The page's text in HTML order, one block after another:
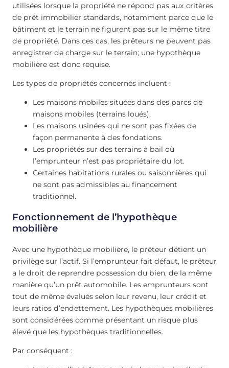
utilisées lorsque la propriété ne répond pas aux critères
de prêt immobilier standards, notamment parce que le
bâtiment et le terrain ne figurent pas sur le même titre
de propriété. Dans ces cas, les prêteurs ne peuvent pas
enregistrer de charge sur le terrain; une hypothèque
mobilière est donc requise.
Les types de propriétés concernés incluent :
Les maisons mobiles situées dans des parcs de
maisons mobiles (terrains loués).
Les maisons usinées qui ne sont pas fixées de
façon permanente à des fondations.
Les propriétés sur des terrains à bail où
l’emprunteur n’est pas propriétaire du lot.
Certaines habitations rurales ou saisonnières qui
ne sont pas admissibles au financement
traditionnel.
Fonctionnement de l’hypothèque
mobilière
Avec une hypothèque mobilière, le prêteur détient un
privilège sur l’actif. Si l’emprunteur fait défaut, le prêteur
a le droit de reprendre possession du bien, de la même
manière qu’un prêt automobile. Les emprunteurs sont
tout de même évalués selon leur revenu, leur crédit et
leurs ratios d’endettement. Les hypothèques mobilières
sont considérées comme présentant un risque plus
élevé que les hypothèques traditionnelles.
Par conséquent :